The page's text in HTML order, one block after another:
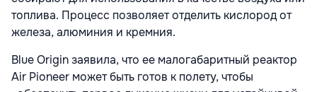
топлива. Процесс позволяет отделить кислород от
железа, алюминия и кремния.
Blue Origin заявила, что ее малогабаритный реактор
Air Pioneer может быть готов к полету, чтобы